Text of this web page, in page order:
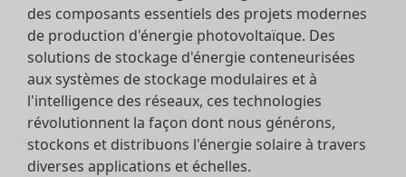
des composants essentiels des projets modernes
de production d'énergie photovoltaïque. Des
solutions de stockage d'énergie conteneurisées
aux systèmes de stockage modulaires et à
l'intelligence des réseaux, ces technologies
révolutionnent la façon dont nous générons,
stockons et distribuons l'énergie solaire à travers
diverses applications et échelles.